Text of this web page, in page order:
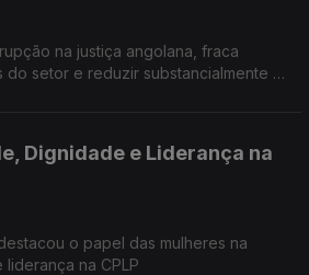
na justiça angolana, fraca
setor e reduzir substancialmente a
Dignidade e Liderança na
o papel das mulheres na
na CPLP